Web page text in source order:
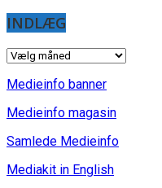
INDLÆG
INDLÆG
Medieinfo banner
Medieinfo magasin
Samlede Medieinfo
Mediakit in English